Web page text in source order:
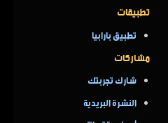
تطبيقات
تطبيق بارابيا
مشاركات
شارك تجربتك
النشرة البريدية